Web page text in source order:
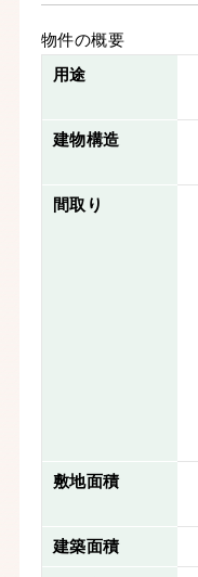
物件の概要
用途
建物構造
間取り
敷地面積
建築面積